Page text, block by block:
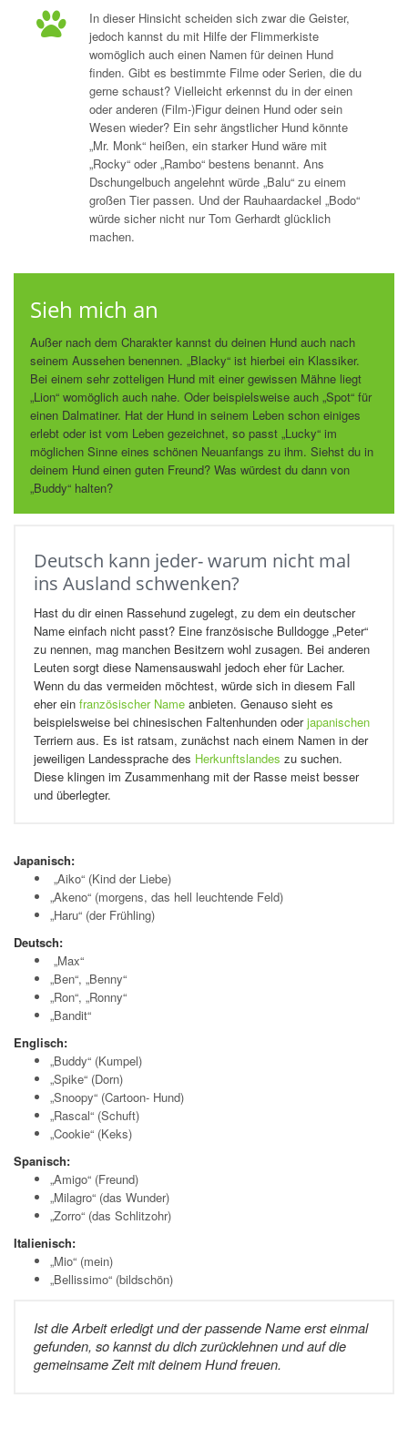
In dieser Hinsicht scheiden sich zwar die Geister,
jedoch kannst du mit Hilfe der Flimmerkiste
womöglich auch einen Namen für deinen Hund
finden. Gibt es bestimmte Filme oder Serien, die du
gerne schaust? Vielleicht erkennst du in der einen
oder anderen (Film-)Figur deinen Hund oder sein
Wesen wieder? Ein sehr ängstlicher Hund könnte
„Mr. Monk“ heißen, ein starker Hund wäre mit
„Rocky“ oder „Rambo“ bestens benannt. Ans
Dschungelbuch angelehnt würde „Balu“ zu einem
großen Tier passen. Und der Rauhaardackel „Bodo“
würde sicher nicht nur Tom Gerhardt glücklich
machen.
Sieh mich an
Außer nach dem Charakter kannst du deinen Hund auch nach
seinem Aussehen benennen. „Blacky“ ist hierbei ein Klassiker.
Bei einem sehr zotteligen Hund mit einer gewissen Mähne liegt
„Lion“ womöglich auch nahe. Oder beispielsweise auch „Spot“ für
einen Dalmatiner. Hat der Hund in seinem Leben schon einiges
erlebt oder ist vom Leben gezeichnet, so passt „Lucky“ im
möglichen Sinne eines schönen Neuanfangs zu ihm. Siehst du in
deinem Hund einen guten Freund? Was würdest du dann von
„Buddy“ halten?
Deutsch kann jeder- warum nicht mal
ins Ausland schwenken?
Hast du dir einen Rassehund zugelegt, zu dem ein deutscher
Name einfach nicht passt? Eine französische Bulldogge „Peter“
zu nennen, mag manchen Besitzern wohl zusagen. Bei anderen
Leuten sorgt diese Namensauswahl jedoch eher für Lacher.
Wenn du das vermeiden möchtest, würde sich in diesem Fall
eher ein französischer Name anbieten. Genauso sieht es
beispielsweise bei chinesischen Faltenhunden oderjapanischen
Terriern aus. Es ist ratsam, zunächst nach einem Namen in der
jeweiligen Landessprache des Herkunftslandes zu suchen.
Diese klingen im Zusammenhang mit der Rasse meist besser
und überlegter.
Japanisch:
„Aiko“ (Kind der Liebe)
„Akeno“ (morgens, das hell leuchtende Feld)
„Haru“ (der Frühling)
Deutsch:
„Max“
„Ben“, „Benny“
„Ron“, „Ronny“
„Bandit“
Englisch:
„Buddy“ (Kumpel)
„Spike“ (Dorn)
„Snoopy“ (Cartoon- Hund)
„Rascal“ (Schuft)
„Cookie“ (Keks)
Spanisch:
„Amigo“ (Freund)
„Milagro“ (das Wunder)
„Zorro“ (das Schlitzohr)
Italienisch:
„Mio“ (mein)
„Bellissimo“ (bildschön)
Ist die Arbeit erledigt und der passende Name erst einmal
gefunden, so kannst du dich zurücklehnen und auf die
gemeinsame Zeit mit deinem Hund freuen.